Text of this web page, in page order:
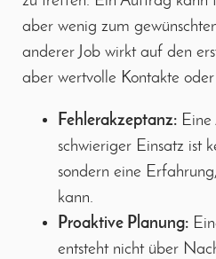
aber wenig zum
anderer Job wirkt auf den
aber wertvolle Kontakte
Fehlerakzeptanz:
schwieriger Einsatz ist
sondern eine
kann.
Proaktive Planung:
entsteht nicht über